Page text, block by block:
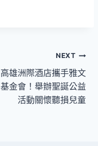
NEXT
高雄洲際酒店攜手雅文
基金會！舉辦聖誕公益
活動關懷聽損兒童